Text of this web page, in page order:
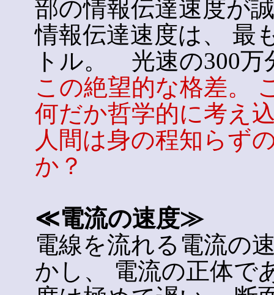
部の情報伝達速度が
情報伝達速度は、 最
トル。 光速の300万
この絶望的な格差。
何だか哲学的に考え
人間は身の程知らず
か？
≪電流の速度≫
電線を流れる電流の
かし、 電流の正体で